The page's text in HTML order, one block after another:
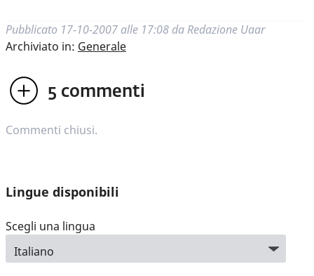
Pubblicato 17-10-2007 alle 17:08 da Redazione Uaar
Archiviato in: Generale
5 commenti
Commenti chiusi.
Lingue disponibili
Scegli una lingua